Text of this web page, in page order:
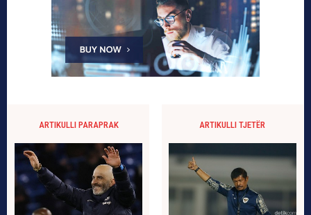
ARTIKULLI PARAPRAK ARTIKULLI TJETËR